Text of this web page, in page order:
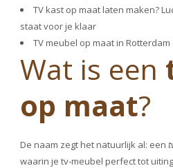
TV kast op maat laten maken?
staat voor je klaar
TV meubel op maat in
Wat is een
op maat?
De naam zegt het natuurlijk al: een
waarin je tv-meubel perfect tot